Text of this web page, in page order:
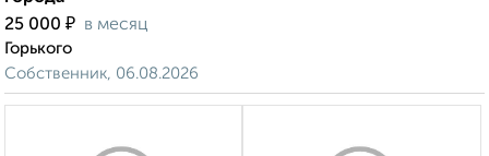
25 000 ₽ в месяц
Горького
Собственник, 06.08.2026